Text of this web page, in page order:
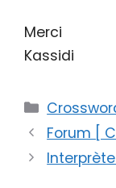
Merci
Kassidi
Forum [